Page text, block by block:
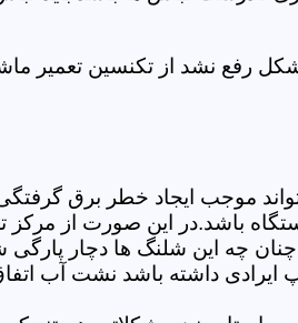
رفع نشد از تکنسین تعمیر
موجب ایجاد خطر برق
باشد.در این صورت از مرکز
چه این شلنگ ها دچار
ایرادی داشته باشد نشت آب